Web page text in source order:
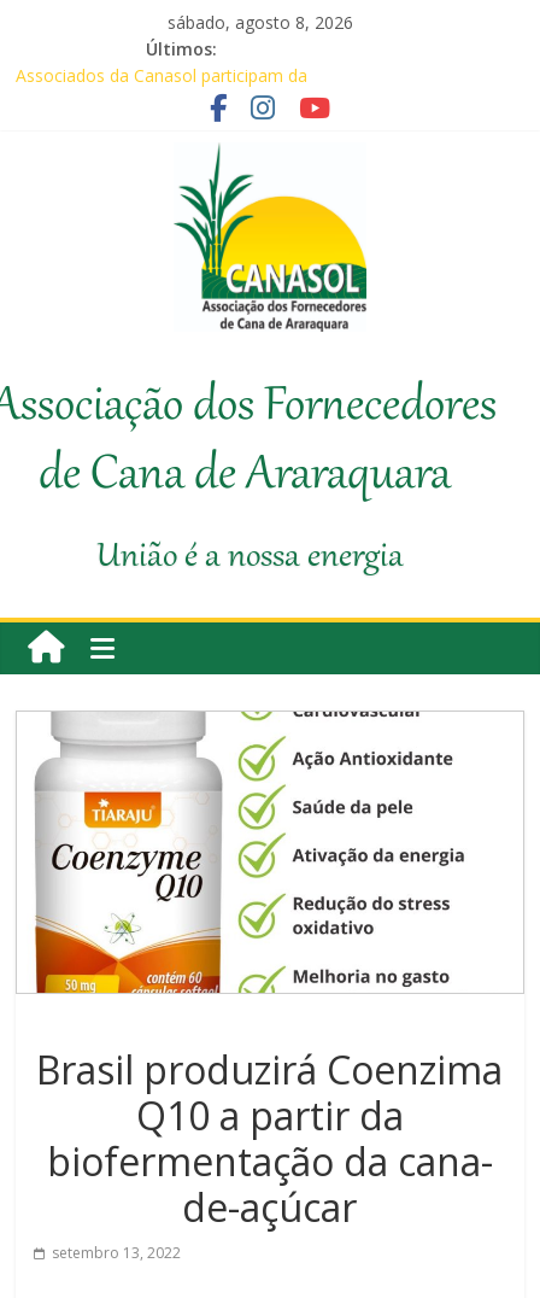
sábado, agosto 8, 2026
Últimos:
Associados da Canasol participam da
Baile Junino (2026) – Canasol
CANASOL promove palestra sobre
prevenção de incêndios em canaviais e
Em audiência com Secretário da
Agricultura, Feplana e Canasol mostram a
difícil situação do fornecedor de cana
Canasol marca presença na 1ª Edição do
Canasol
Associação
Fornecedores
dos Fornecedores
de Cana de Araraquara
União é a nossa energia
Brasil produzirá Coenzima
Q10 a partir da
biofermentação da cana-
de-açúcar
setembro 13, 2022